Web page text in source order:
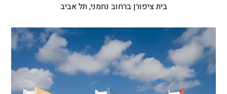
בית ציפורן ברחוב נחמני, תל אביב